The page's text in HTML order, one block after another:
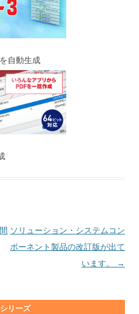
自動生成
ソリューション・システムコン
ポーネント製品の改訂版が出て
います。
→
リーズ